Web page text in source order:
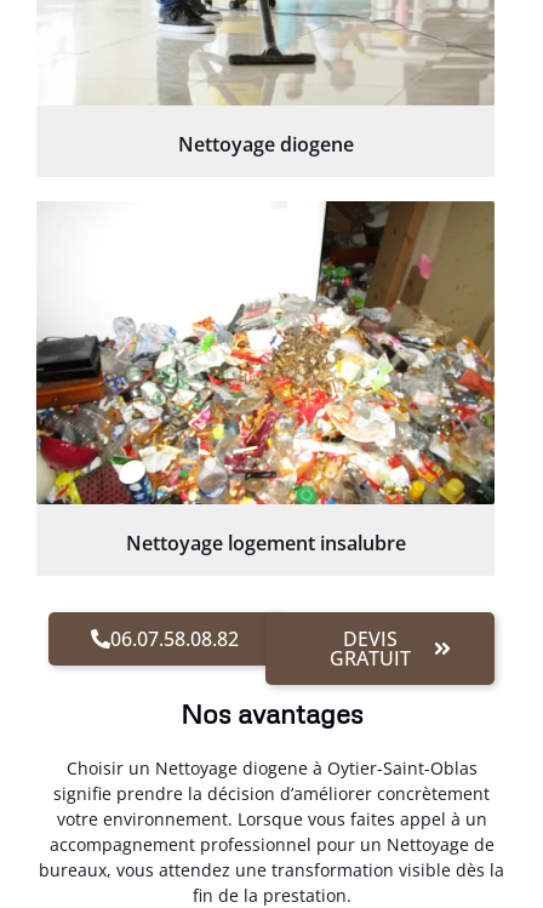
Nettoyage diogene
Nettoyage logement insalubre
06.07.58.08.82 DEVIS
GRATUIT
Nos avantages
Choisir un Nettoyage diogene à Oytier-Saint-Oblas
signifie prendre la décision d’améliorer concrètement
votre environnement. Lorsque vous faites appel à un
accompagnement professionnel pour un Nettoyage de
bureaux, vous attendez une transformation visible dès la
fin de la prestation.